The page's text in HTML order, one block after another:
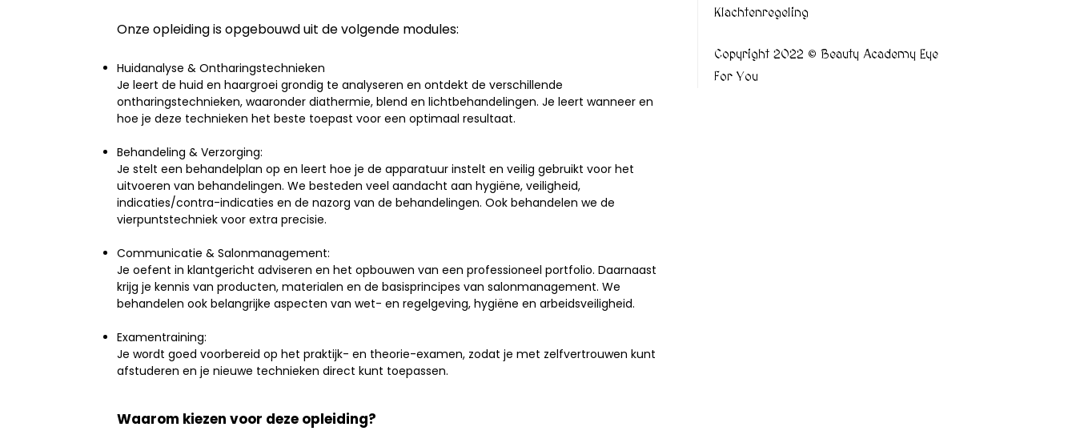
Onze opleiding is opgebouwd uit de volgende modules:
Huidanalyse & Ontharingstechnieken
Je leert de huid en haargroei grondig te analyseren en ontdekt de verschillende
ontharingstechnieken, waaronder diathermie, blend en lichtbehandelingen. Je leert wanneer en
hoe je deze technieken het beste toepast voor een optimaal resultaat.
Behandeling & Verzorging:
Je stelt een behandelplan op en leert hoe je de apparatuur instelt en veilig gebruikt voor het
uitvoeren van behandelingen. We besteden veel aandacht aan hygiëne, veiligheid,
indicaties/contra-indicaties en de nazorg van de behandelingen. Ook behandelen we de
vierpuntstechniek voor extra precisie.
Communicatie & Salonmanagement:
Je oefent in klantgericht adviseren en het opbouwen van een professioneel portfolio. Daarnaast
krijg je kennis van producten, materialen en de basisprincipes van salonmanagement. We
behandelen ook belangrijke aspecten van wet- en regelgeving, hygiëne en arbeidsveiligheid.
Examentraining:
Je wordt goed voorbereid op het praktijk- en theorie-examen, zodat je met zelfvertrouwen kunt
afstuderen en je nieuwe technieken direct kunt toepassen.
Waarom kiezen voor deze opleiding?
Klachtenregeling
Copyright 2022 © Beauty Academy Eye
For You